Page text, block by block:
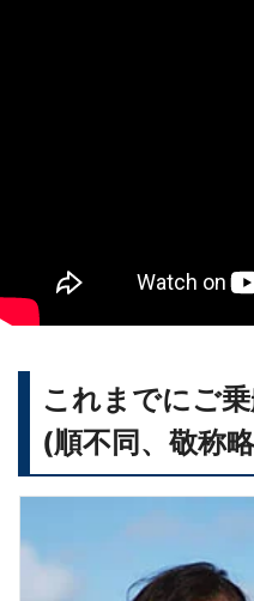
これまでにご
(順不同、敬称